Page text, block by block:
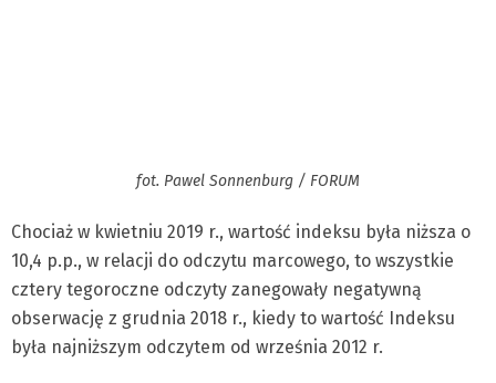
fot. Pawel Sonnenburg / FORUM
Chociaż w kwietniu 2019 r., wartość indeksu była niższa o
10,4 p.p., w relacji do odczytu marcowego, to wszystkie
cztery tegoroczne odczyty zanegowały negatywną
obserwację z grudnia 2018 r., kiedy to wartość Indeksu
była najniższym odczytem od września 2012 r.